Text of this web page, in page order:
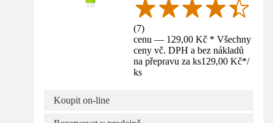
(7)
cenu — 129,00 Kč * Všechny
ceny vč. DPH a bez nákladů
na přepravu za ks129,00 Kč*/
ks
Koupit on-line